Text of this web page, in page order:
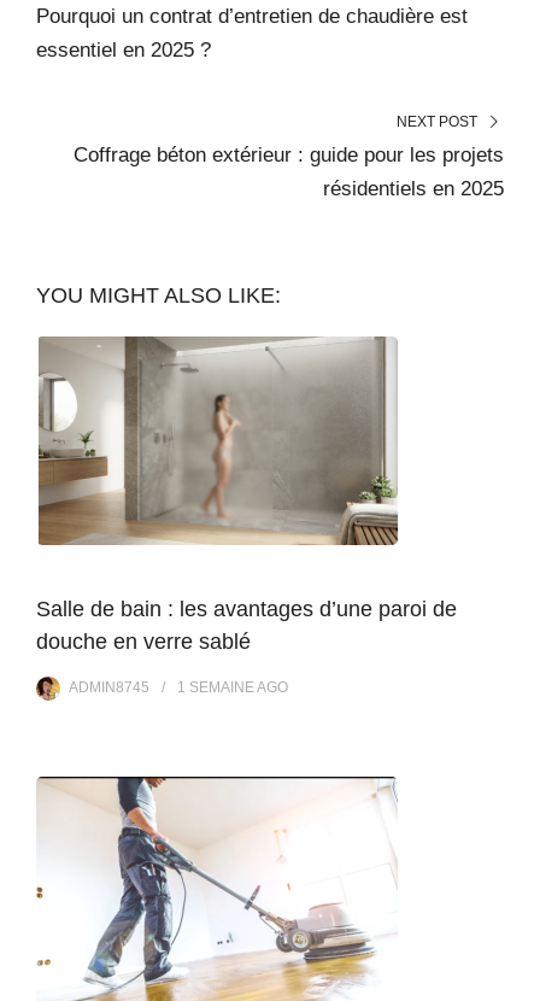
Pourquoi un contrat d’entretien de chaudière est
essentiel en 2025 ?
NEXT POST
Coffrage béton extérieur : guide pour les projets
résidentiels en 2025
YOU MIGHT ALSO LIKE:
Salle de bain : les avantages d’une paroi de
douche en verre sablé
ADMIN8745 1 SEMAINE AGO